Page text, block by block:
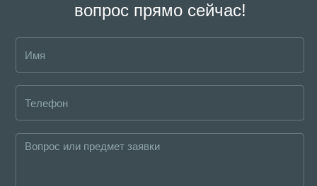
вопрос прямо сейчас!